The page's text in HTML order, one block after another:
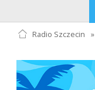
Radio Szczecin »